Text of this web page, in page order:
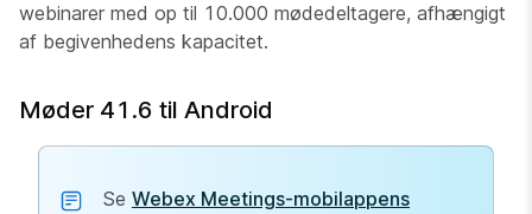
webinarer med op til 10.000 mødedeltagere, afhængigt
af begivenhedens kapacitet.
Møder 41.6 til Android
Se Webex Meetings-mobilappens